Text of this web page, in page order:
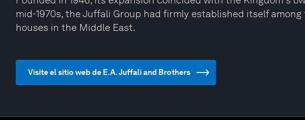
mid-1970s, the Juffali Group had firmly established itself
houses in the Middle East.
Visite el sitio web de E.A. Juffali and Brothers